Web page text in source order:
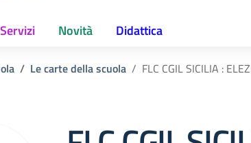
Servizi Novità Didattica
Le carte della scuola FLC CGIL SICILIA :